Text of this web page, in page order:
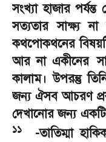
সংখ্যা হাজার পর্যন্ত
সত্যতার সাক্ষ্য না
কথপোকথনের
আর না একীনের
কালাম। উপরন্তু
জন্য ঐসব আচরণ
দেখানোর জন্য একটি
১১ -তাতিম্মা